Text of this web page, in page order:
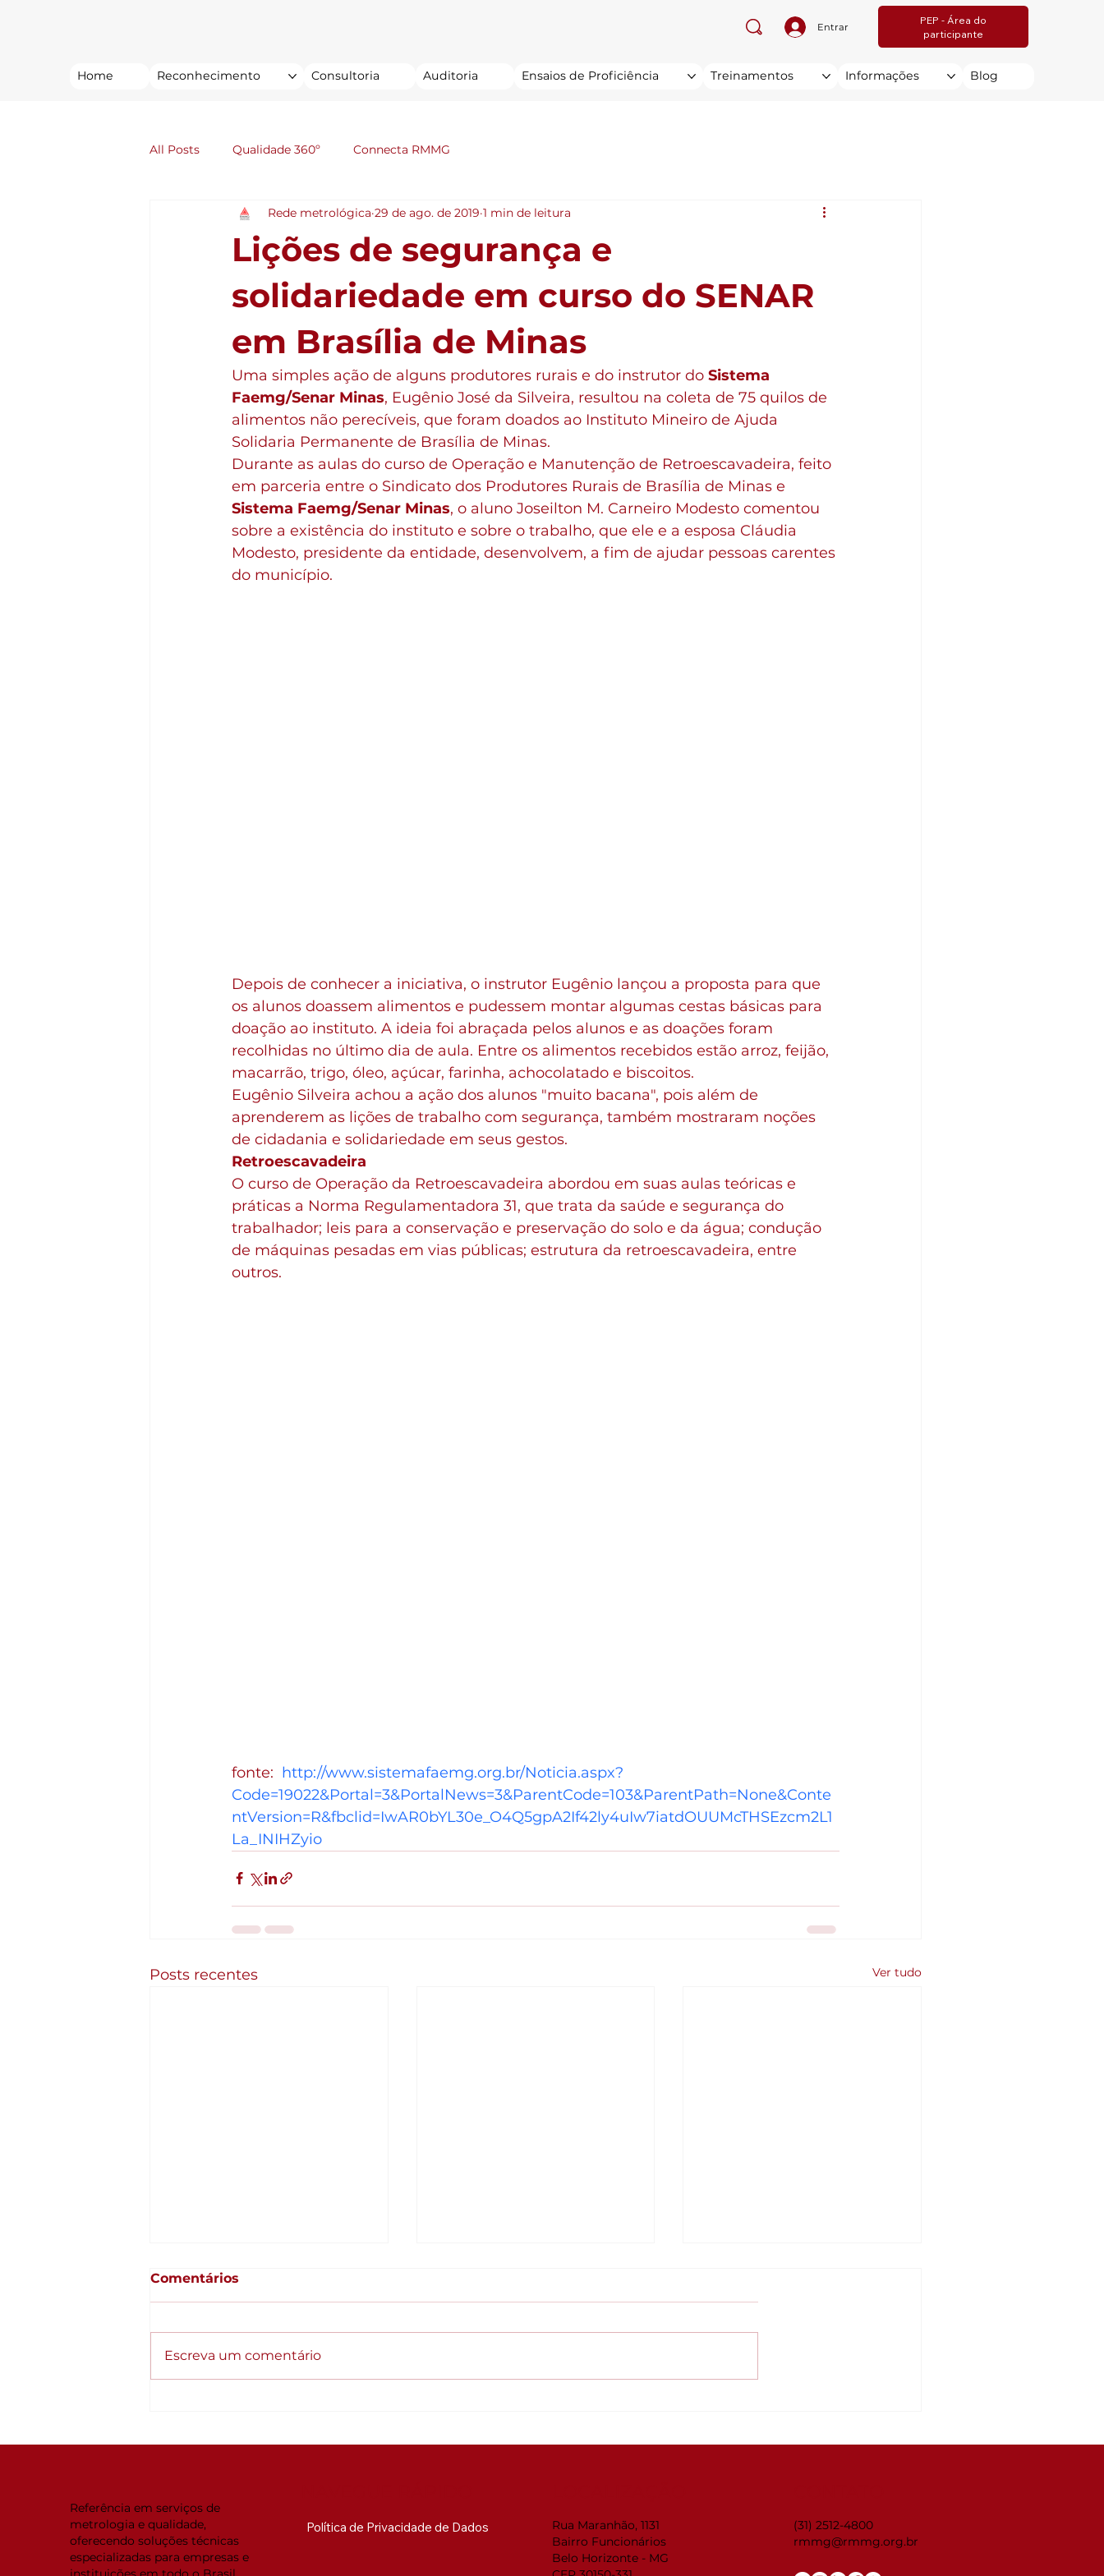
Entrar
PEP - Área do
participante
Home Reconhecimento Consultoria Auditoria Ensaios de Proficiência Treinamentos Informações Blog
All Posts Qualidade 360º Connecta RMMG
Lições de segurança e
solidariedade em curso do SENAR
em Brasília de Minas
Rede metrológica 29 de ago. de 2019 1 min de leitura
Uma simples ação de alguns produtores rurais e do instrutor do Sistema
Faemg/Senar Minas, Eugênio José da Silveira, resultou na coleta de 75 quilos de
alimentos não perecíveis, que foram doados ao Instituto Mineiro de Ajuda
Solidaria Permanente de Brasília de Minas.
Durante as aulas do curso de Operação e Manutenção de Retroescavadeira, feito
em parceria entre o Sindicato dos Produtores Rurais de Brasília de Minas e
Sistema Faemg/Senar Minas, o aluno Joseilton M. Carneiro Modesto comentou
sobre a existência do instituto e sobre o trabalho, que ele e a esposa Cláudia
Modesto, presidente da entidade, desenvolvem, a fim de ajudar pessoas carentes
do município.
Depois de conhecer a iniciativa, o instrutor Eugênio lançou a proposta para que
os alunos doassem alimentos e pudessem montar algumas cestas básicas para
doação ao instituto. A ideia foi abraçada pelos alunos e as doações foram
recolhidas no último dia de aula. Entre os alimentos recebidos estão arroz, feijão,
macarrão, trigo, óleo, açúcar, farinha, achocolatado e biscoitos.
Eugênio Silveira achou a ação dos alunos "muito bacana", pois além de
aprenderem as lições de trabalho com segurança, também mostraram noções
de cidadania e solidariedade em seus gestos.
Retroescavadeira
O curso de Operação da Retroescavadeira abordou em suas aulas teóricas e
práticas a Norma Regulamentadora 31, que trata da saúde e segurança do
trabalhador; leis para a conservação e preservação do solo e da água; condução
de máquinas pesadas em vias públicas; estrutura da retroescavadeira, entre
outros.
fonte: http://www.sistemafaemg.org.br/Noticia.aspx?
Code=19022&Portal=3&PortalNews=3&ParentCode=103&ParentPath=None&Conte
ntVersion=R&fbclid=IwAR0bYL30e_O4Q5gpA2If42ly4uIw7iatdOUUMcTHSEzcm2L1
La_INIHZyio
Posts recentes Ver tudo
organizadas crescem
acreditação internacional
Sua organização está
Comentários
Escreva um comentário
Referência em serviços de
metrologia e qualidade,
oferecendo soluções técnicas
especializadas para empresas e
Política de Privacidade de Dados
Rua Maranhão, 1131
Bairro Funcionários
Belo Horizonte - MG
(31) 2512-4800
rmmg@rmmg.org.br